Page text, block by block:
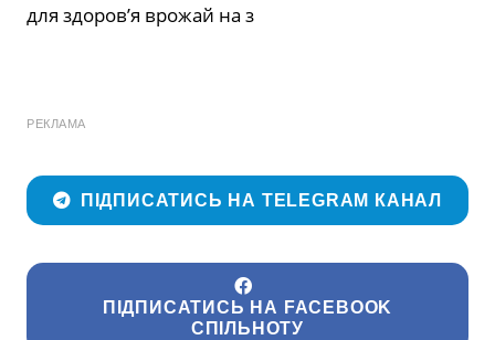
для здоров’я врожай на з
РЕКЛАМА
ПІДПИСАТИСЬ НА TELEGRAM КАНАЛ
ПІДПИСАТИСЬ НА FACEBOOK
СПІЛЬНОТУ